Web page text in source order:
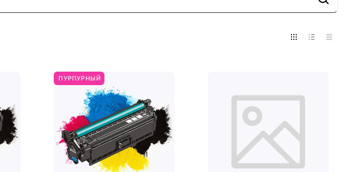
ПУРПУРНЫЙ